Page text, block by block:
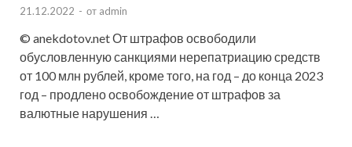
21.12.2022 - от admin
© anekdotov.net От штрафов освободили
обусловленную санкциями нерепатриацию средств
от 100 млн рублей, кроме того, на год – до конца 2023
год – продлено освобождение от штрафов за
валютные нарушения …